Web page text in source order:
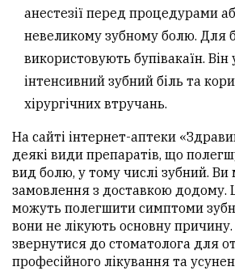
анестезії перед процедурами
невеликому зубному болю. Для
використовують бупівакаїн. Він
інтенсивний зубний біль та
хірургічних втручань.
На сайті інтернет-аптеки
деякі види препаратів, що
вид болю, у тому числі зубний.
замовлення з доставкою додому.
можуть полегшити симптоми
вони не лікують основну
звернутися до стоматолога для
професійного лікування та